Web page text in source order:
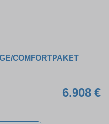
COMFORTPAKET
6.908 €